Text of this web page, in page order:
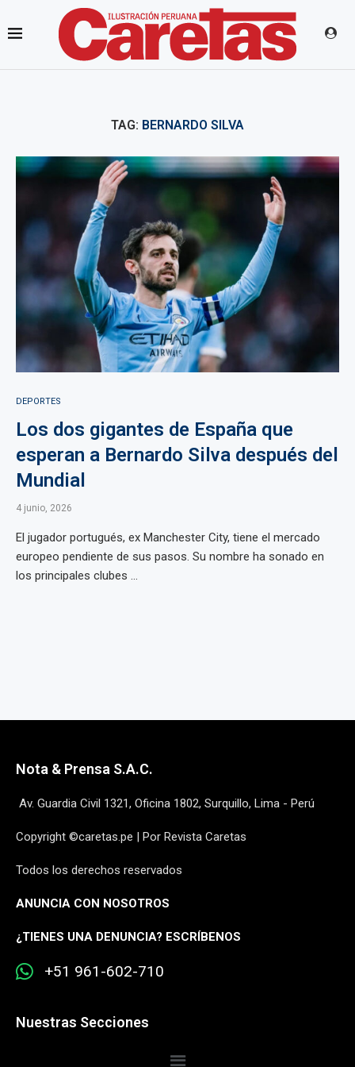
TAG: BERNARDO SILVA
DEPORTES
Los dos gigantes de España que
esperan a Bernardo Silva después del
Mundial
4 junio, 2026
El jugador portugués, ex Manchester City, tiene el mercado
europeo pendiente de sus pasos. Su nombre ha sonado en
los principales clubes ...
Nota & Prensa S.A.C.
Av. Guardia Civil 1321, Oficina 1802, Surquillo, Lima - Perú
Copyright ©caretas.pe | Por Revista Caretas
Todos los derechos reservados
ANUNCIA CON NOSOTROS
¿TIENES UNA DENUNCIA? ESCRÍBENOS
+51 961-602-710
Nuestras Secciones